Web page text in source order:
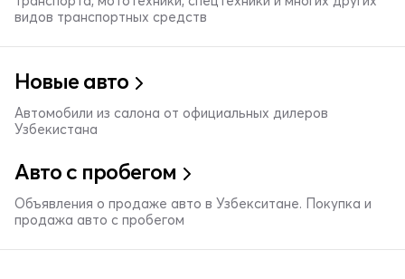
видов транспортных средств
Новые авто
Автомобили из салона от официальных дилеров
Узбекистана
Авто с пробегом
Объявления о продаже авто в Узбекситане. Покупка и
продажа авто с пробегом